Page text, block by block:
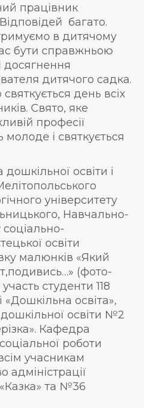
працівник
багато.
в дитячому
бути справжньою
дитячого садка.
день всіх
Свято, яке
професії
молоде і святкується
освіти і
університету
Навчально-
соціально-
освіти
малюнків «Який
(фото-
студенти 118
«Дошкільна освіта»,
освіти №2
Кафедра
роботи
учасникам
адміністрації
та №36